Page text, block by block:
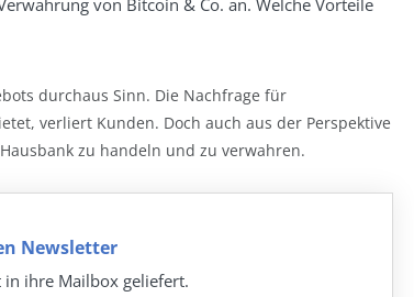
durchaus Sinn. Die Nachfrage für
verliert Kunden. Doch auch aus der Perspektive
zu handeln und zu verwahren.
Newsletter
ihre Mailbox geliefert.